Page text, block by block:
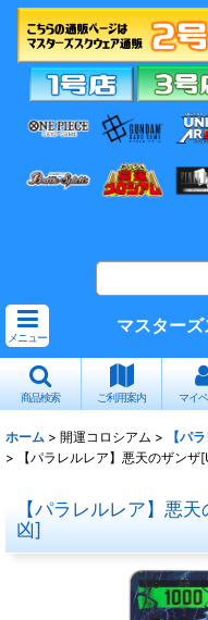
メニュー
マスター
商品検索 ご利用案内 マイ
ホーム > 開運コロシアム >
【パ
>
【パラレルレア】悪天のザン
【パラレルレア】悪
凶]